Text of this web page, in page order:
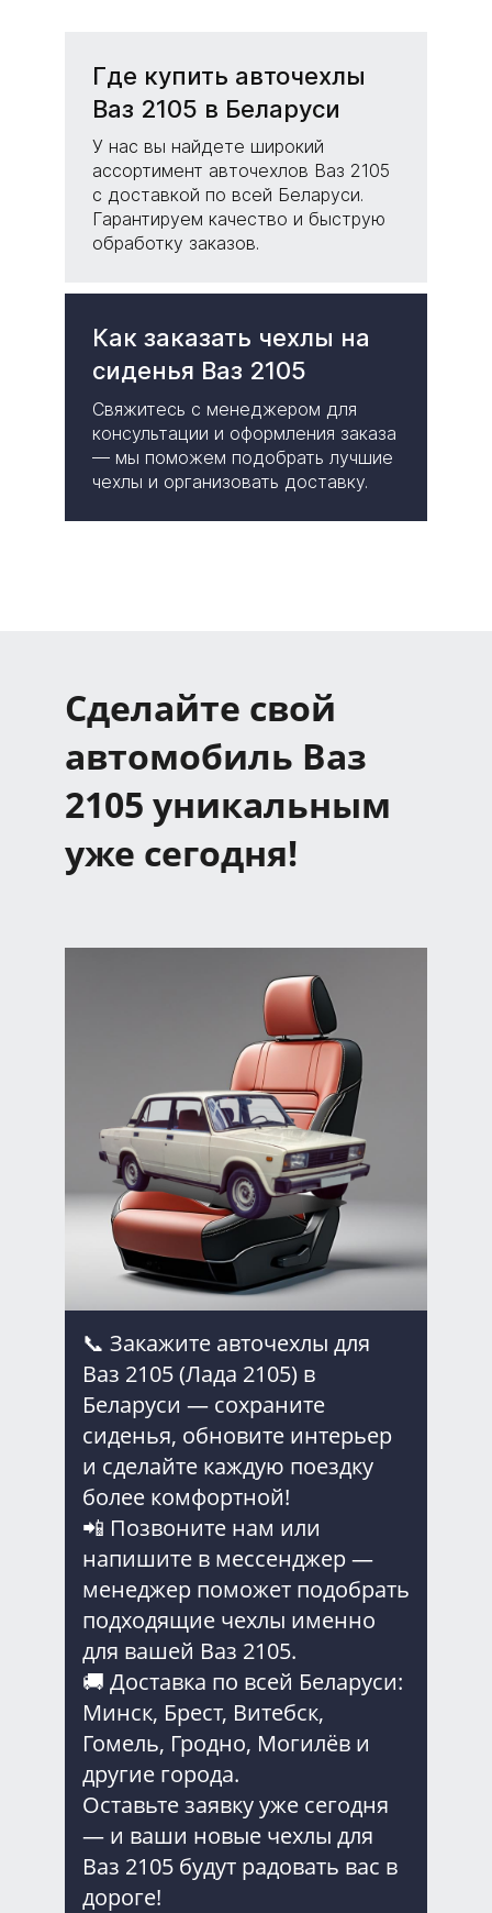
Где купить авточехлы
Ваз 2105 в Беларуси
У нас вы найдете широкий
ассортимент авточехлов Ваз 2105
с доставкой по всей Беларуси.
Гарантируем качество и быструю
обработку заказов.
Как заказать чехлы на
сиденья Ваз 2105
Свяжитесь с менеджером для
консультации и оформления заказа
— мы поможем подобрать лучшие
чехлы и организовать доставку.
Сделайте свой
автомобиль Ваз
2105 уникальным
уже сегодня!
📞 Закажите авточехлы для
Ваз 2105 (Лада 2105) в
Беларуси — сохраните
сиденья, обновите интерьер
и сделайте каждую поездку
более комфортной!
📲 Позвоните нам или
напишите в мессенджер —
менеджер поможет подобрать
подходящие чехлы именно
для вашей Ваз 2105.
🚚 Доставка по всей Беларуси:
Минск, Брест, Витебск,
Гомель, Гродно, Могилёв и
другие города.
Оставьте заявку уже сегодня
— и ваши новые чехлы для
Ваз 2105 будут радовать вас в
дороге!